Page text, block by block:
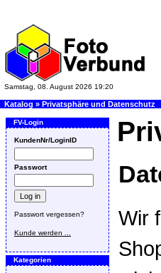
Samstag, 08. August 2026 19:20
Katalog » Privatsphäre und Datenschutz
FV-Login
KundenNr/LoginID
Passwort
Passwort vergessen?
Kunde werden ...
Kategorien
Wir